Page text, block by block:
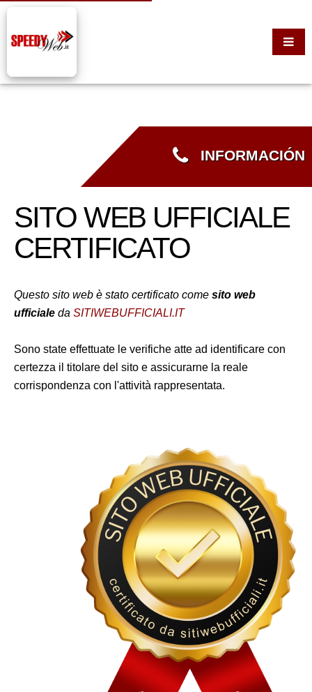
INFORMACIÓN
SITO WEB UFFICIALE
CERTIFICATO
Questo sito web è stato certificato come sito web
ufficiale da SITIWEBUFFICIALI.IT
Sono state effettuate le verifiche atte ad identificare con
certezza il titolare del sito e assicurarne la reale
corrispondenza con l'attività rappresentata.